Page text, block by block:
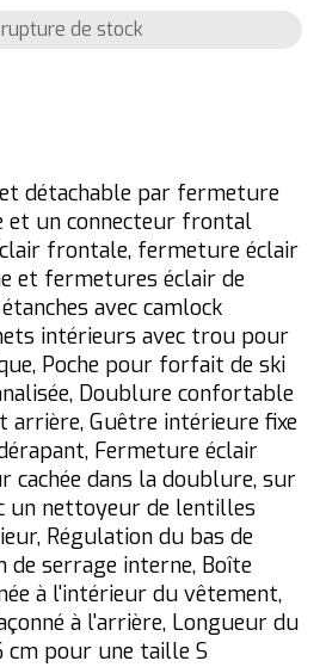
de stock
détachable par fermeture
et un connecteur frontal
frontale, fermeture éclair
et fermetures éclair de
avec camlock
intérieurs avec trou pour
Poche pour forfait de ski
Doublure confortable
arrière, Guêtre intérieure fixe
Fermeture éclair
cachée dans la doublure, sur
un nettoyeur de lentilles
Régulation du bas de
de serrage interne, Boîte
à l'intérieur du vêtement,
à l'arrière, Longueur du
cm pour une taille S